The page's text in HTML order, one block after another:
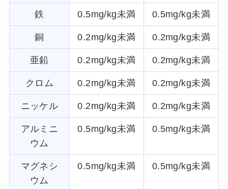
鉄 0.5mg/kg未満 0.5mg/kg未満
銅 0.2mg/kg未満 0.2mg/kg未満
亜鉛 0.2mg/kg未満 0.2mg/kg未満
クロム 0.2mg/kg未満 0.2mg/kg未満
ニッケル 0.2mg/kg未満 0.2mg/kg未満
アルミニ
ウム
0.5mg/kg未満 0.5mg/kg未満
マグネシ
ウム
0.5mg/kg未満 0.5mg/kg未満